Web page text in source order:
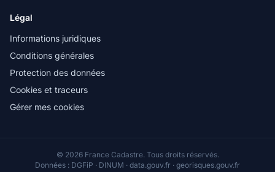
Légal
Informations juridiques
Conditions générales
Protection des données
Cookies et traceurs
Gérer mes cookies
© 2026 France Cadastre. Tous droits réservés.
Données : DGFiP · DINUM · data.gouv.fr · georisques.gouv.fr